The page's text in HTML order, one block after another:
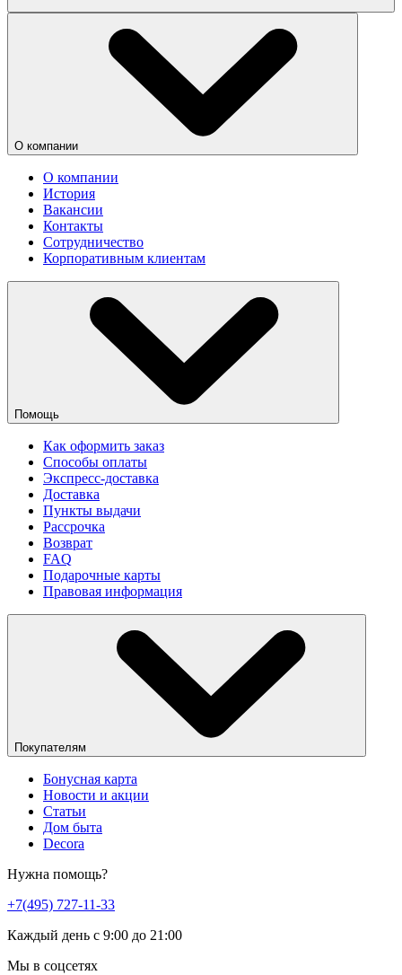
О компании
О компании
История
Вакансии
Контакты
Сотрудничество
Корпоративным клиентам
Помощь
Как оформить заказ
Способы оплаты
Экспресс-доставка
Доставка
Пункты выдачи
Рассрочка
Возврат
FAQ
Подарочные карты
Правовая информация
Покупателям
Бонусная карта
Новости и акции
Статьи
Дом быта
Decora
Нужна помощь?
+7(495) 727-11-33
Каждый день с 9:00 до 21:00
Мы в соцсетях